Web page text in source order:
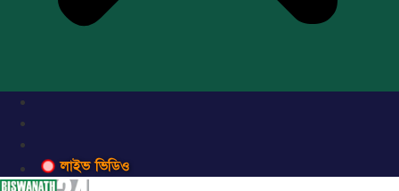
লাইভ ভিডিও